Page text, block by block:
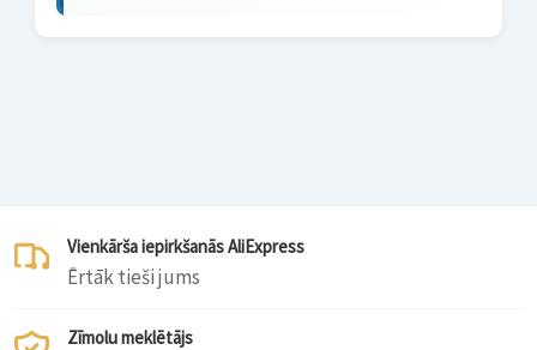
Vienkārša iepirkšanās AliExpress
Ērtāk tieši jums
Zīmolu meklētājs